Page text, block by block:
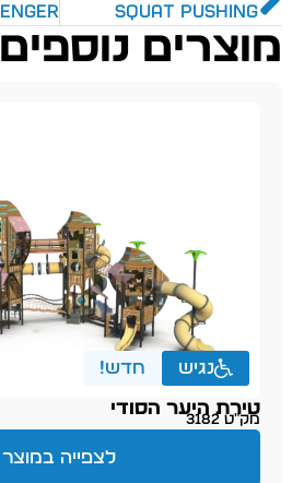
SQUAT PUSHING
מוצרים נוספים
נגיש חדש!
טירת היער הסודי
מק״ט 3182
לצפייה במוצר